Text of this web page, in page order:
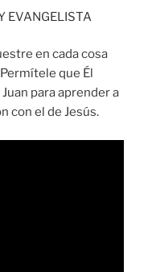
EVANGELISTA
en cada cosa
que Él
para aprender a
con el de Jesús.